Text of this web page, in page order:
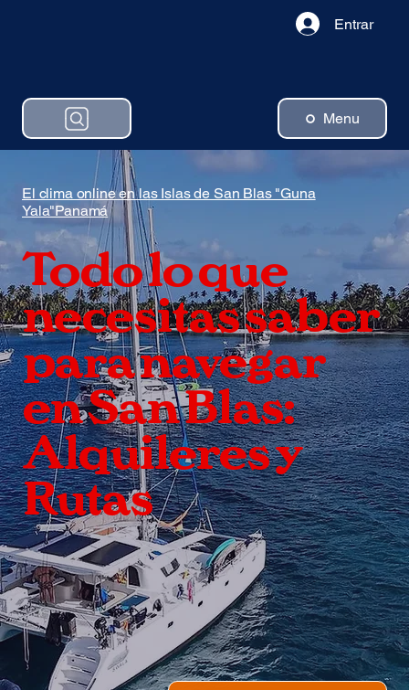
Menu
Entrar
El clima online en las Islas de San Blas "Guna
Yala"Panamá
Todo lo que
necesitas saber
para navegar
en San Blas:
Alquileres y
Rutas